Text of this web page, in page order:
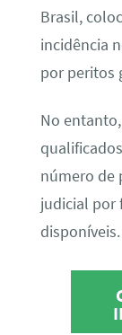
Brasil,
incidência
por peritos
No
número de
judicial por
disponíveis.